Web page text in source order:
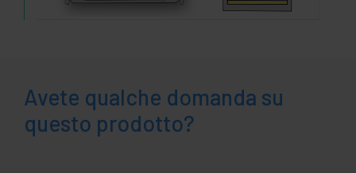
Avete qualche domanda su
questo prodotto?